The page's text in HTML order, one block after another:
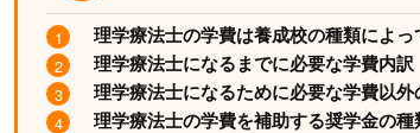
理学療法士の学費は養成校の種類によっ
理学療法士になるまでに必要な学費内訳
理学療法士になるために必要な学費以外
理学療法士の学費を補助する奨学金の種